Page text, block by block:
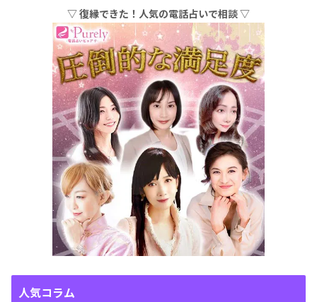
▽ 復縁できた！人気の電話占いで相談 ▽
人気コラム